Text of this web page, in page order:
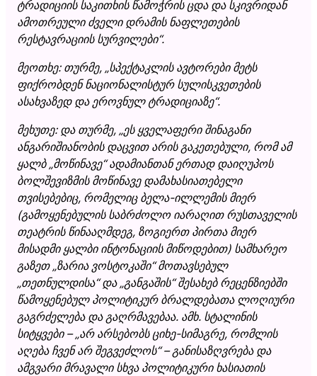
ტრადიციის საკითხის წამოჭრის ცდა და სკივრიდან
ამოთრეული ძველი დრამის ნაფლეთების
რესტავრაციის სურვილები“.
მეოთხე: თურმე, „სპექტაკლის ავტორები მეტს
ფიქრობდენ ნაციონალისტურ სულისკვეთების
ასახვაზედ და ეროვნულ ტრადიციაზე“.
მეხუთე: და თურმე, „ეს ყველაფერი შინაგანი
ანგარიშიანობის დაცვით არის გაკეთებული, რომ ამ
ყალბ „მოწინავე“ ადამიანთან ერთად დაიღუპოს
ბოლშევიზმის მოწინავე დამახასიათებელი
თვისებებიც, რომელიც ბელა-ილლემის მიერ
(გამოყენებულის საბრძოლო იარაღით რუსთაველის
თეატრის წინააღმდეგ, ზოგიერთ პირთა მიერ
მისადმი ყალბი ინტონაციის მიწოდებით) სამხარეო
გაზეთ „ზარია ვოსტოკაში“ მოთავსებულ
„თეთნულდისა“ და „განგაშის“ შესახებ რეცენზიებში
წამოყენებულ პოლიტიკურ ბრალდებათა ლოღიური
გაგრძელება და გაღრმავებაა. ამხ. სტალინის
სიტყვები – „არ არსებობს ციხე-სიმაგრე, რომლის
აღება ჩვენ არ შეგვეძლოს“ – განისაზღვრება და
ამგვარი მრავალი სხვა პოლიტიკური ხასიათის